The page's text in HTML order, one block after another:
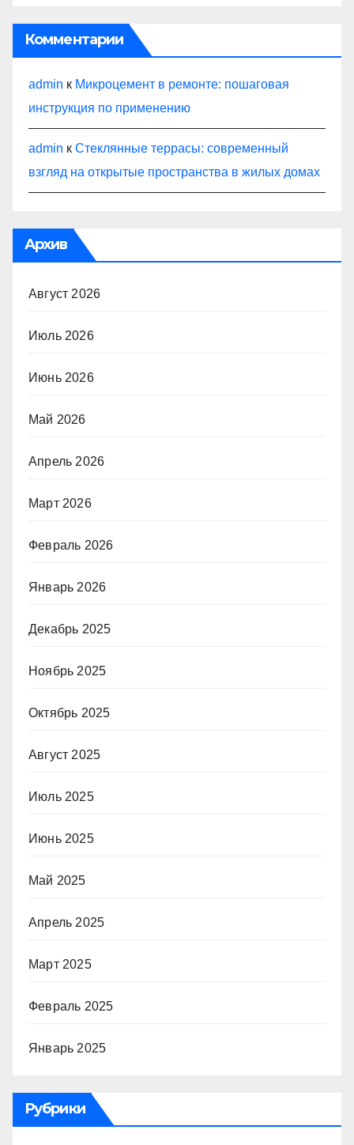
Комментарии
admin к Микроцемент в ремонте: пошаговая
инструкция по применению
admin к Стеклянные террасы: современный
взгляд на открытые пространства в жилых домах
Архив
Август 2026
Июль 2026
Июнь 2026
Май 2026
Апрель 2026
Март 2026
Февраль 2026
Январь 2026
Декабрь 2025
Ноябрь 2025
Октябрь 2025
Август 2025
Июль 2025
Июнь 2025
Май 2025
Апрель 2025
Март 2025
Февраль 2025
Январь 2025
Рубрики